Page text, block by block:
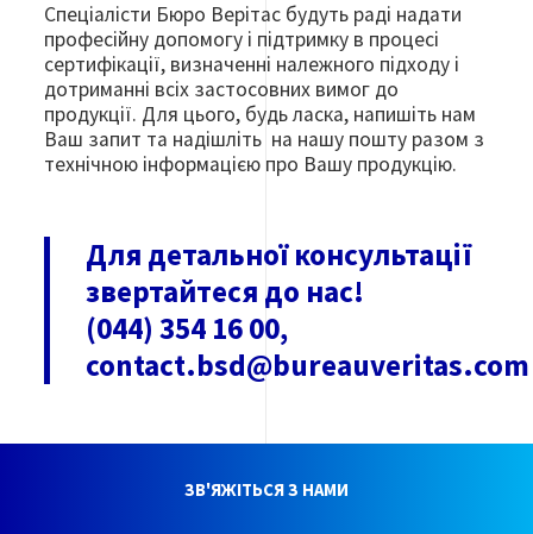
Спеціалісти Бюро Верітас будуть раді надати
професійну допомогу і підтримку в процесі
сертифікації, визначенні належного підходу і
дотриманні всіх застосовних вимог до
продукції. Для цього, будь ласка, напишіть нам
Ваш запит та надішліть на нашу пошту разом з
технічною інформацією про Вашу продукцію.
Для детальної консультації
звертайтеся до нас!
(044) 354 16 00,
ЗВ'ЯЖІТЬСЯ З НАМИ